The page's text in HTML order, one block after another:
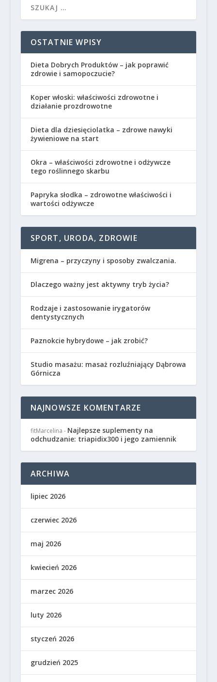
OSTATNIE WPISY
Dieta Dobrych Produktów – jak poprawić
zdrowie i samopoczucie?
Koper włoski: właściwości zdrowotne i
działanie prozdrowotne
Dieta dla dziesięciolatka – zdrowe nawyki
żywieniowe na start
Okra – właściwości zdrowotne i odżywcze
tego roślinnego skarbu
Papryka słodka – zdrowotne właściwości i
wartości odżywcze
SPORT, URODA, ZDROWIE
Migrena – przyczyny i sposoby zwalczania.
Dlaczego ważny jest aktywny tryb życia?
Rodzaje i zastosowanie irygatorów
dentystycznych
Paznokcie hybrydowe – jak zrobić?
Studio masażu: masaż rozluźniający Dąbrowa
Górnicza
NAJNOWSZE KOMENTARZE
fitMarcelina - Najlepsze suplementy na
odchudzanie: triapidix300 i jego zamiennik
ARCHIWA
lipiec 2026
czerwiec 2026
maj 2026
kwiecień 2026
marzec 2026
luty 2026
styczeń 2026
grudzień 2025